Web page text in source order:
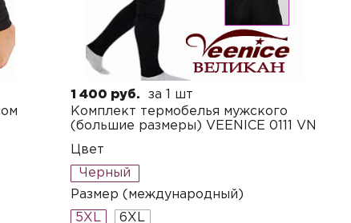
1 400 руб.
за 1 шт
Комплект термобелья мужского
(большие размеры) VEENICE 0111 VN
Цвет
Черный
Размер (международный)
5XL
6XL